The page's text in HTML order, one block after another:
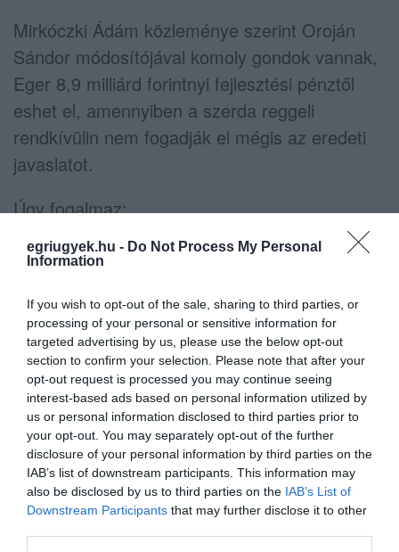
egriugyek.hu - Do Not Process My Personal
Information
If you wish to opt-out of the sale, sharing to third parties, or
processing of your personal or sensitive information for
targeted advertising by us, please use the below opt-out
section to confirm your selection. Please note that after your
opt-out request is processed you may continue seeing
interest-based ads based on personal information utilized by
us or personal information disclosed to third parties prior to
your opt-out. You may separately opt-out of the further
disclosure of your personal information by third parties on the
IAB’s list of downstream participants. This information may
also be disclosed by us to third parties on the IAB’s List of
Downstream Participants that may further disclose it to other
Mirkóczki Ádám közleménye szerint Oroján
Sándor módosítójával komoly gondok vannak,
Eger 8,9 milliárd forintnyi fejlesztési pénztől
eshet el, amennyiben a szerda reggeli
rendkívülin nem fogadják el mégis az eredeti
javaslatot.
Úgy fogalmaz:
Sajnos mára bebizonyosodott, hogy miután
olvasatlanul megszavazott anyagot, egy
teljesen szakmaiatlan, gazdaságilag
pontatlan és jogilag nem kivitelezhető
módosítások születtek, így az anyag nem
hogy a minisztériumig nem juthat el, de már
a megyei önkormányzat illetékesei sem
támogathatják. Amennyiben az egri
közgyűlés nem helyezi haladéktalanul
hatályon kívül a múlt csütörtöki döntést és